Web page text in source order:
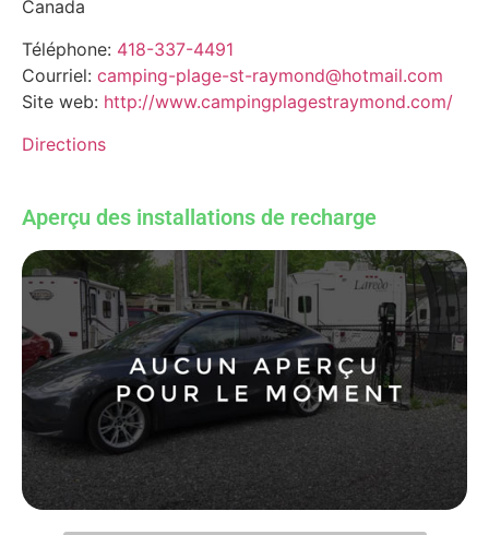
Canada
Téléphone: 418-337-4491
Courriel: camping-plage-st-raymond@hotmail.com
Site web: http://www.campingplagestraymond.com/
Directions
Aperçu des installations de recharge